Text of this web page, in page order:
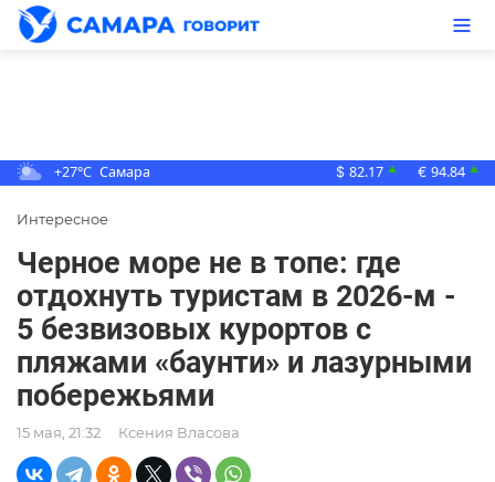
+27°C Самара $ 82.17 ▲ € 94.84 ▲
Интересное
Черное море не в топе: где
отдохнуть туристам в 2026-м -
5 безвизовых курортов с
пляжами «баунти» и лазурными
побережьями
15 мая, 21:32 Ксения Власова